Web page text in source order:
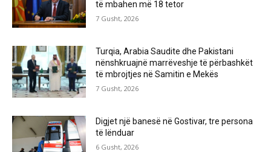
të mbahen më 18 tetor
7 Gusht, 2026
Turqia, Arabia Saudite dhe Pakistani
nënshkruajnë marrëveshje të përbashkët
të mbrojtjes në Samitin e Mekës
7 Gusht, 2026
Digjet një banesë në Gostivar, tre persona
të lënduar
6 Gusht, 2026